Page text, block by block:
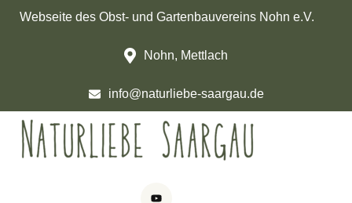
Webseite des Obst- und Gartenbauvereins Nohn e.V.
Nohn, Mettlach
info@naturliebe-saargau.de